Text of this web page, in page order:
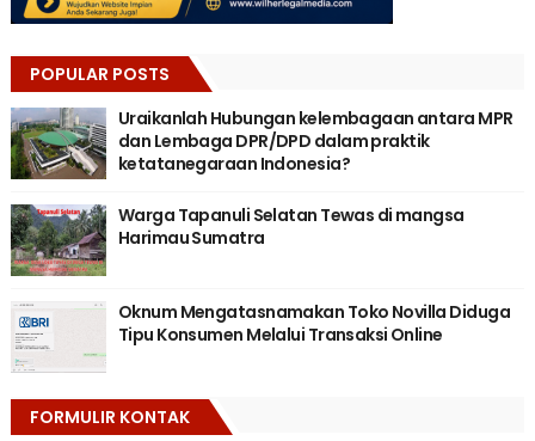
POPULAR POSTS
Uraikanlah Hubungan kelembagaan antara MPR
dan Lembaga DPR/DPD dalam praktik
ketatanegaraan Indonesia?
Warga Tapanuli Selatan Tewas di mangsa
Harimau Sumatra
Oknum Mengatasnamakan Toko Novilla Diduga
Tipu Konsumen Melalui Transaksi Online
FORMULIR KONTAK